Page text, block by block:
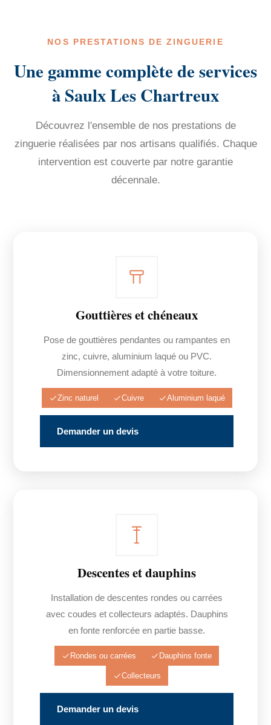
NOS PRESTATIONS DE ZINGUERIE
Une gamme complète de services
à Saulx Les Chartreux
Découvrez l'ensemble de nos prestations de
zinguerie réalisées par nos artisans qualifiés. Chaque
intervention est couverte par notre garantie
décennale.
Gouttières et chéneaux
Pose de gouttières pendantes ou rampantes en
zinc, cuivre, aluminium laqué ou PVC.
Dimensionnement adapté à votre toiture.
Zinc naturel Cuivre Aluminium laqué
Demander un devis
Descentes et dauphins
Installation de descentes rondes ou carrées
avec coudes et collecteurs adaptés. Dauphins
en fonte renforcée en partie basse.
Rondes ou carrées Dauphins fonte
Collecteurs
Demander un devis